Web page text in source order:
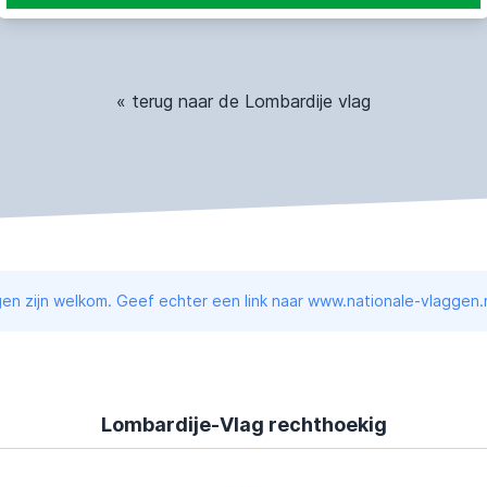
« terug naar de Lombardije vlag
zijn welkom. Geef echter een link naar www.nationale-
Lombardije-Vlag rechthoekig